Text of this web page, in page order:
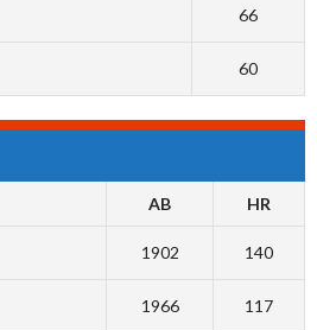
66
60
AB HR
1902 140
1966 117